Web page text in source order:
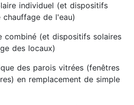
individuel (et dispositifs
chauffage de l'eau)
combiné (et dispositifs solaires
des locaux)
des parois vitrées (fenêtres
en remplacement de simple